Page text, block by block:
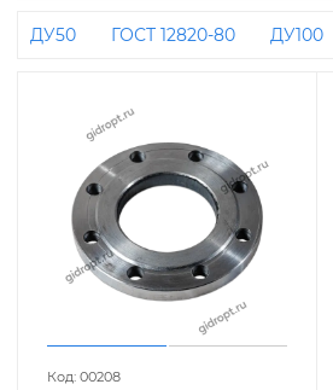
ДУ50 ГОСТ 12820-80 ДУ100
Код: 00208